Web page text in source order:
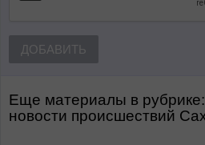
ДОБАВИТЬ
Еще материалы в рубрике:
Новости происшествий